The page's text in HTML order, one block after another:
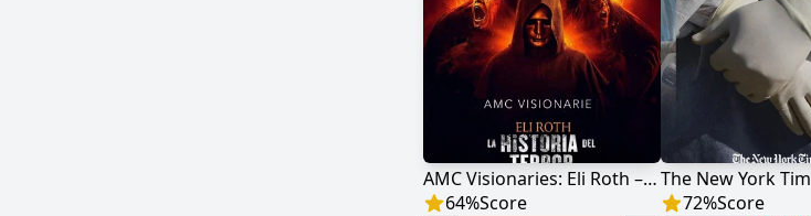
AMC Visionaries: Eli Roth – La historia del terror
64%Score
72%Score